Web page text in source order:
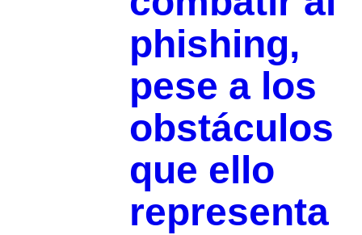
phishing,
pese a los
obstáculos
que ello
representa